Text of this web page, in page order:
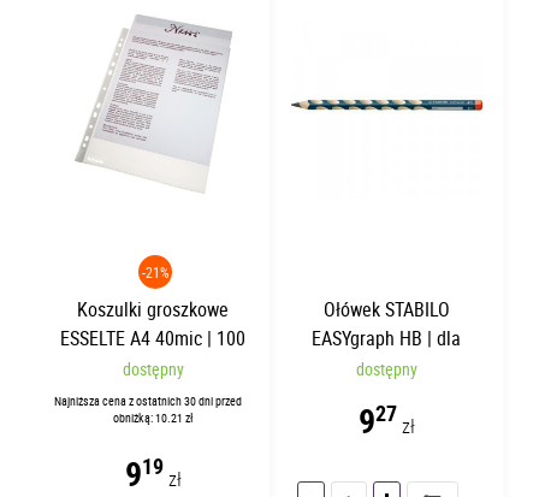
-21%
Koszulki groszkowe
ESSELTE A4 40mic | 100
sztuk
dostępny
Najniższa cena z ostatnich 30 dni przed
obniżką: 10.21 zł
919 zł
Ołówek STABILO
EASYgraph HB | dla
praworęcznych
dostępny
927 zł